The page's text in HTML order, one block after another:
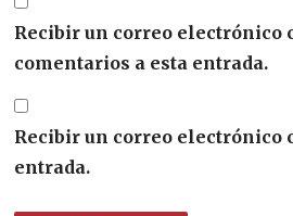
Recibir un correo electrónico
comentarios a esta entrada.
Recibir un correo electrónico
entrada.